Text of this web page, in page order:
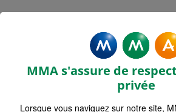
Mentions légales -
SAINT MARTIN DE
MMA s'assure de
privée
Lorsque vous naviguez sur notre site,